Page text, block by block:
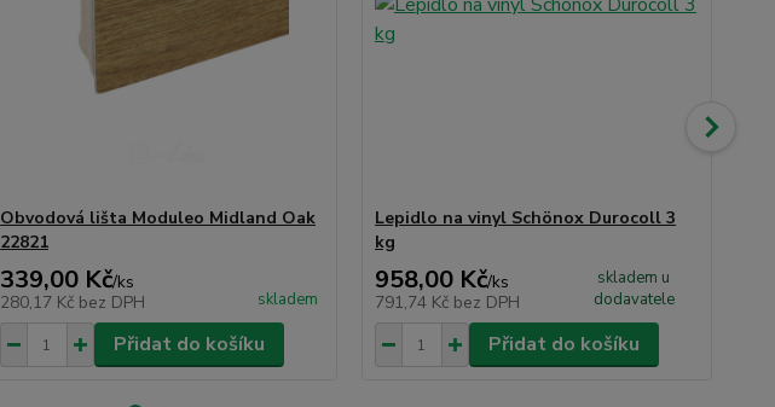
Obvodová lišta Moduleo Midland Oak
22821
339,00 Kč/ks
280,17 Kč bez DPH skladem
Přidat do košíku
Lepidlo na vinyl Schönox Durocoll 3
kg
958,00 Kč/ks
791,74 Kč bez DPH
skladem u
dodavatele
Přidat do košíku